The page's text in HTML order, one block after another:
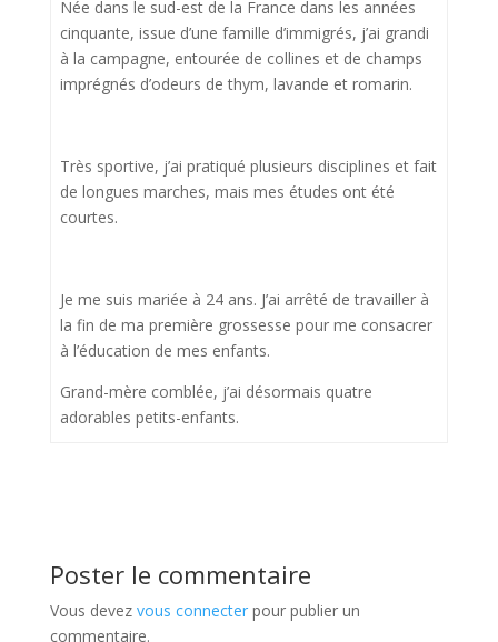
Née dans le sud-est de la France dans les années
cinquante, issue d’une famille d’immigrés, j’ai grandi
à la campagne, entourée de collines et de champs
imprégnés d’odeurs de thym, lavande et romarin.
Très sportive, j’ai pratiqué plusieurs disciplines et fait
de longues marches, mais mes études ont été
courtes.
Je me suis mariée à 24 ans. J’ai arrêté de travailler à
la fin de ma première grossesse pour me consacrer
à l’éducation de mes enfants.
Grand-mère comblée, j’ai désormais quatre
adorables petits-enfants.
Poster le commentaire
Vous devez vous connecterpour publier un
commentaire.